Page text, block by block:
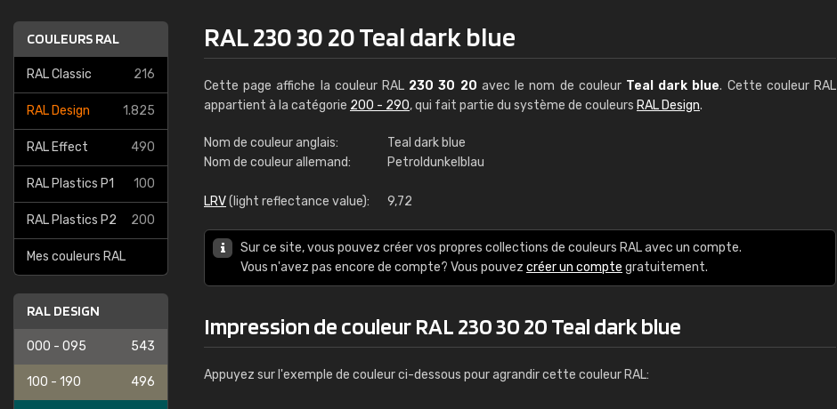
COULEURS RAL
RAL Classic 216
RAL Design 1.825
RAL Effect 490
RAL Plastics P1 100
RAL Plastics P2 200
Mes couleurs RAL
RAL DESIGN
000 - 095 543
100 - 190 496
RAL 230 30 20 Teal dark blue
Cette page affiche la couleur RAL 230 30 20 avec le nom de couleur Teal dark blue. Cette couleur RAL
appartient à la catégorie 200 - 290, qui fait partie du système de couleurs RAL Design.
Nom de couleur anglais:
Teal dark blue
Nom de couleur allemand:
Petroldunkelblau
LRV(light reflectance value): 9,72
Sur ce site, vous pouvez créer vos propres collections de couleurs RAL avec un compte.
Vous n'avez pas encore de compte? Vous pouvez créer un compte gratuitement.
Impression de couleur RAL 230 30 20 Teal dark blue
Appuyez sur l'exemple de couleur ci-dessous pour agrandir cette couleur RAL:
RAL K7 à base d'eau
216 couleurs RAL Classic
Infos / commande